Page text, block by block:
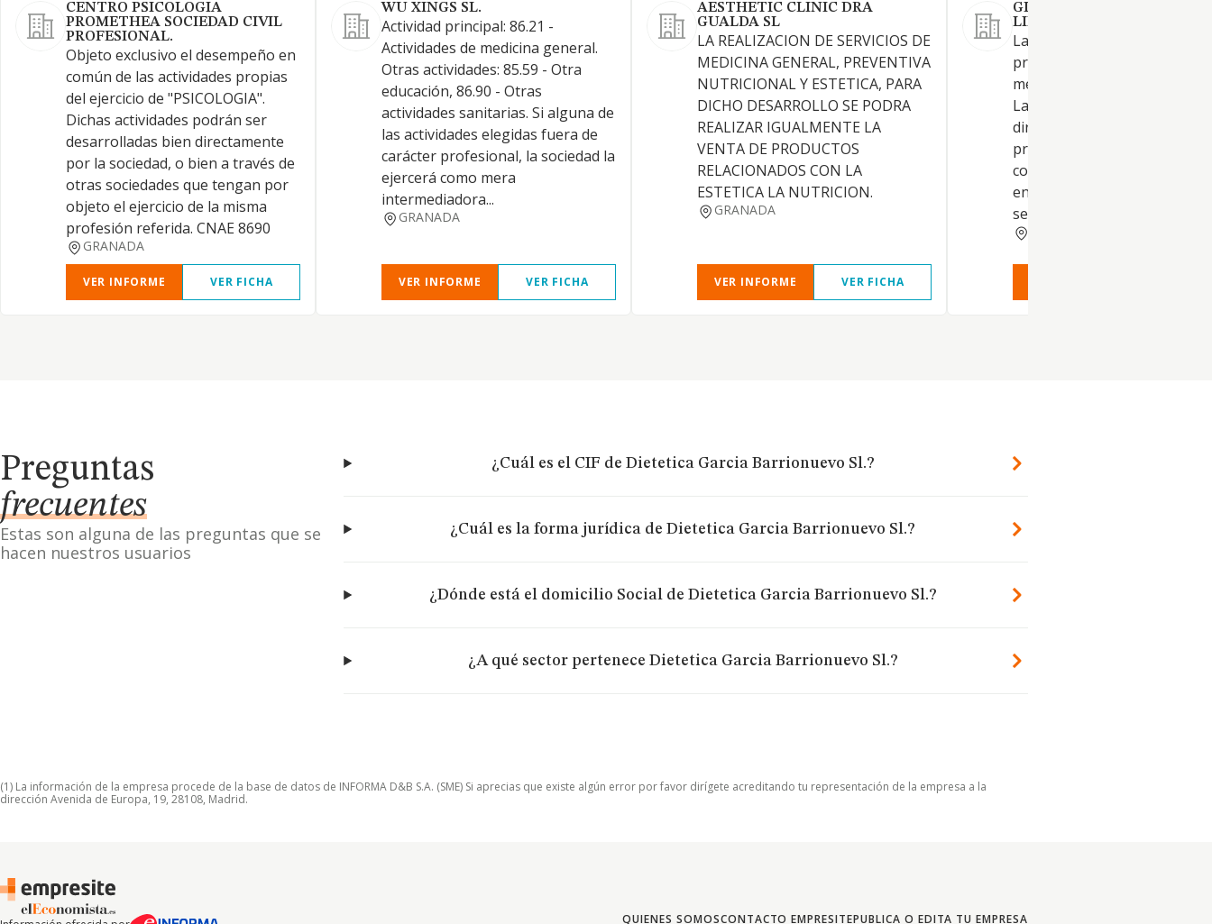
CENTRO PSICOLOGIA
PROMETHEA SOCIEDAD CIVIL
PROFESIONAL.
Objeto exclusivo el desempeño en
común de las actividades propias
del ejercicio de "PSICOLOGIA".
Dichas actividades podrán ser
desarrolladas bien directamente
por la sociedad, o bien a través de
otras sociedades que tengan por
objeto el ejercicio de la misma
profesión referida. CNAE 8690
GRANADA
VER INFORME VER FICHA
WU XINGS SL.
Actividad principal: 86.21 -
Actividades de medicina general.
Otras actividades: 85.59 - Otra
educación, 86.90 - Otras
actividades sanitarias. Si alguna de
las actividades elegidas fuera de
carácter profesional, la sociedad la
ejercerá como mera
intermediadora...
GRANADA
VER INFORME VER FICHA
AESTHETIC CLINIC DRA
GUALDA SL
LA REALIZACION DE SERVICIOS DE
MEDICINA GENERAL, PREVENTIVA
NUTRICIONAL Y ESTETICA, PARA
DICHO DESARROLLO SE PODRA
REALIZAR IGUALMENTE LA
VENTA DE PRODUCTOS
RELACIONADOS CON LA
ESTETICA LA NUTRICION.
GRANADA
VER INFORME VER FICHA
GINEGRANADA SOCIEDAD
LIMITADA
La Sociedad tiene por objeto
prestación de servicios
médicos y clínicos de
La sociedad no ejercerá
directamente actividades
profesionales, sino que
como intermediadora o
en la prestación de dichos
servicios profesionales.
Preguntas
frecuentes
Estas son alguna de las preguntas que se
hacen nuestros usuarios
¿Cuál es el CIF de Dietetica Garcia Barrionuevo Sl.?
¿Cuál es la forma jurídica de Dietetica Garcia Barrionuevo Sl.?
¿Dónde está el domicilio Social de Dietetica Garcia Barrionuevo Sl.?
¿A qué sector pertenece Dietetica Garcia Barrionuevo Sl.?
(1) La información de la empresa procede de la base de datos de INFORMA D&B S.A. (SME) Si aprecias que existe algún error por favor dirígete acreditando tu representación de la empresa a la
dirección Avenida de Europa, 19, 28108, Madrid.
QUIENES SOMOSCONTACTO EMPRESITEPUBLICA O EDITA TU EMPRESA